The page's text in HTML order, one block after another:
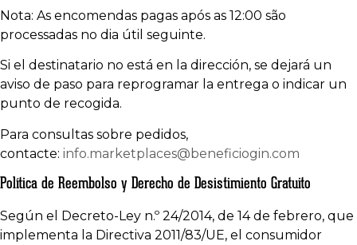
Nota: As encomendas pagas após as 12:00 são
processadas no dia útil seguinte.
Si el destinatario no está en la dirección, se dejará un
aviso de paso para reprogramar la entrega o indicar un
punto de recogida.
Para consultas sobre pedidos,
contacte: info.marketplaces@beneficiogin.com
Política de Reembolso y Derecho de Desistimiento Gratuito
Según el Decreto-Ley n.º 24/2014, de 14 de febrero, que
implementa la Directiva 2011/83/UE, el consumidor